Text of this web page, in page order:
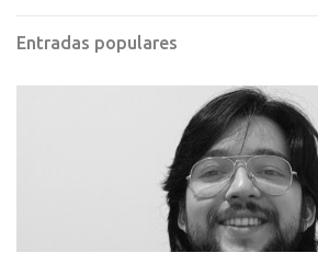
Entradas populares